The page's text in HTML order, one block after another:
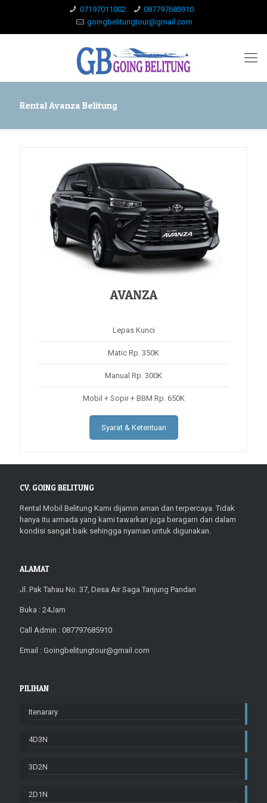
07197011002
087797685910
goingbelitungtour@gmail.com
Rental Avanza Belitung
AVANZA
Lepas Kunci
Matic Rp. 350K
Manual Rp. 300K
Mobil + Sopir + BBM Rp. 650K
Syarat & Ketentuan
CV. GOING BELITUNG
Rental Mobil Belitung Kami dijamin aman dan terpercaya. Tidak
hanya itu armada yang kami tawarkan juga beragam dan dalam
kondisi sangat baik sehingga nyaman untuk digunakan.
ALAMAT
Jl. Pak Tahau No. 37, Desa Air Saga Tanjung Pandan
Buka : 24Jam
Call Admin : 087797685910
Email : Goingbelitungtour@gmail.com
PILIHAN
Itenarary
4D3N
3D2N
2D1N